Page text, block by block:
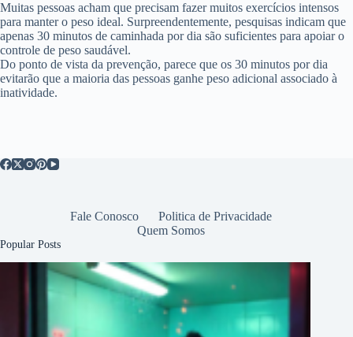
Muitas pessoas acham que precisam fazer muitos exercícios intensos
para manter o peso ideal. Surpreendentemente, pesquisas indicam que
apenas 30 minutos de caminhada por dia são suficientes para apoiar o
controle de peso saudável.
Do ponto de vista da prevenção, parece que os 30 minutos por dia
evitarão que a maioria das pessoas ganhe peso adicional associado à
inatividade.
Fale Conosco
Politica de Privacidade
Quem Somos
Popular Posts